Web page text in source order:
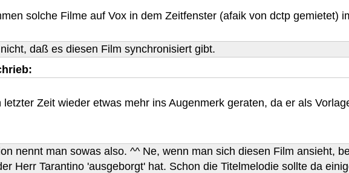
solche Filme auf Vox in dem Zeitfenster (afaik von dctp gemietet)
daß es diesen Film synchronisiert gibt.
letzter Zeit wieder etwas mehr ins Augenmerk geraten, da er als
nennt man sowas also. ^^ Ne, wenn man sich diesen Film ansieht,
Herr Tarantino 'ausgeborgt' hat. Schon die Titelmelodie sollte da